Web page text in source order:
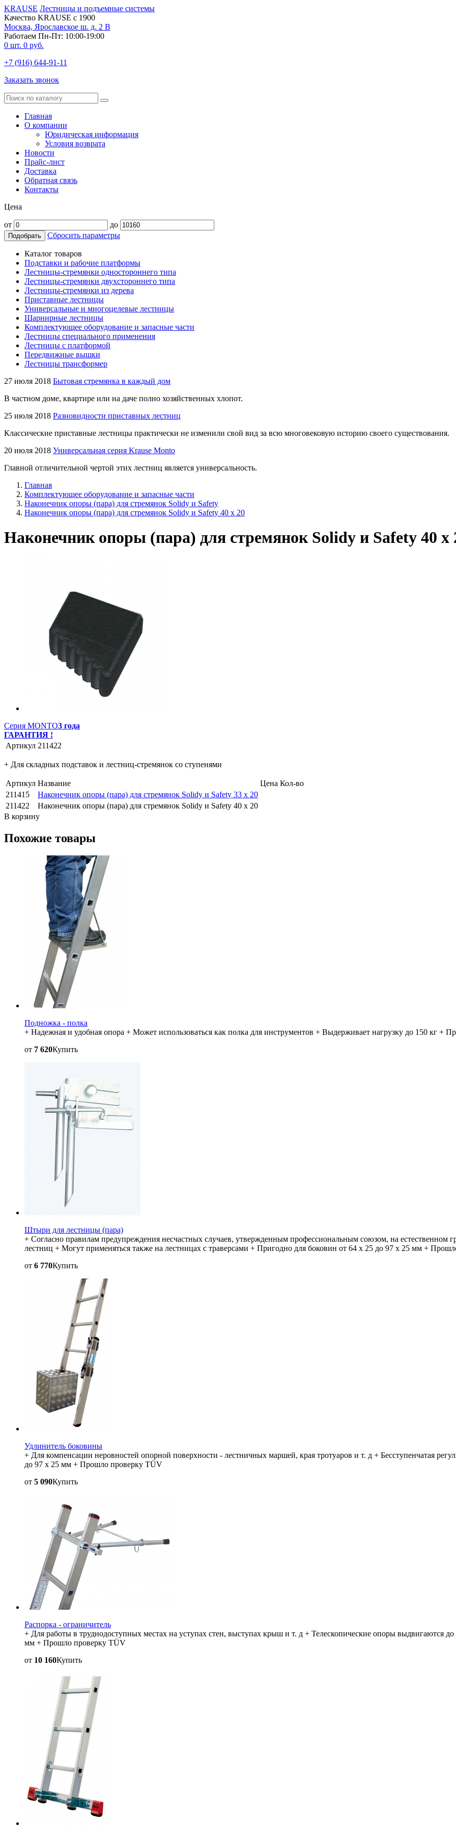
KRAUSE Лестницы и подъемные системы
Качество KRAUSE с 1900
Москва, Ярославское ш. д. 2 В
Работаем Пн-Пт: 10:00-19:00
0 шт. 0 руб.
+7 (916) 644-91-11
Заказать звонок
Главная
О компании
Юридическая информация
Условия возврата
Новости
Прайс-лист
Доставка
Обратная связь
Контакты
Цена
от до
Подобрать Сбросить параметры
Каталог товаров
Подставки и рабочие платформы
Лестницы-стремянки одностороннего типа
Лестницы-стремянки двухстороннего типа
Лестницы-стремянки из дерева
Приставные лестницы
Универсальные и многоцелевые лестницы
Шарнирные лестницы
Комплектующее оборудование и запасные части
Лестницы специального применения
Лестницы с платформой
Передвижные вышки
Лестницы трансформер
27 июля 2018 Бытовая стремянка в каждый дом
В частном доме, квартире или на даче полно хозяйственных хлопот.
25 июля 2018 Разновидности приставных лестниц
Классические приставные лестницы практически не изменили свой вид за всю многовековую историю своего существования.
20 июля 2018 Универсальная серия Krause Monto
Главной отличительной чертой этих лестниц является универсальность.
Главная
Комплектующее оборудование и запасные части
Наконечник опоры (пара) для стремянок Solidy и Safety
Наконечник опоры (пара) для стремянок Solidy и Safety 40 x 20
Наконечник опоры (пара) для стремянок Solidy и Safety 40 x
Серия MONTO3 года
ГАРАНТИЯ !
Артикул 211422
+ Для складных подставок и лестниц-стремянок со ступенями
Артикул Название Цена Кол-во
211415
Наконечник опоры (пара) для стремянок Solidy и Safety 33 x 20
211422
Наконечник опоры (пара) для стремянок Solidy и Safety 40 x 20
В корзину
Похожие товары
Подножка - полка
+ Надежная и удобная опора + Может использоваться как полка для инструментов + Выдерживает нагрузку до 150 кг +
от 7 620Купить
Штыри для лестницы (пара)
+ Согласно правилам предупреждения несчастных случаев, утвержденным профессиональным союзом, на естественном
лестниц + Могут применяться также на лестницах с траверсами + Пригодно для боковин от 64 x 25 до 97 x 25 мм +
от 6 770Купить
Удлинитель боковины
+ Для компенсации неровностей опорной поверхности - лестничных маршей, края тротуаров и т. д + Бесступенчатая
до 97 x 25 мм + Прошло проверку TÜV
от 5 090Купить
Распорка - ограничитель
+ Для работы в труднодоступных местах на уступах стен, выступах крыш и т. д + Телескопические опоры выдвигаются
мм + Прошло проверку TÜV
от 10 160Купить